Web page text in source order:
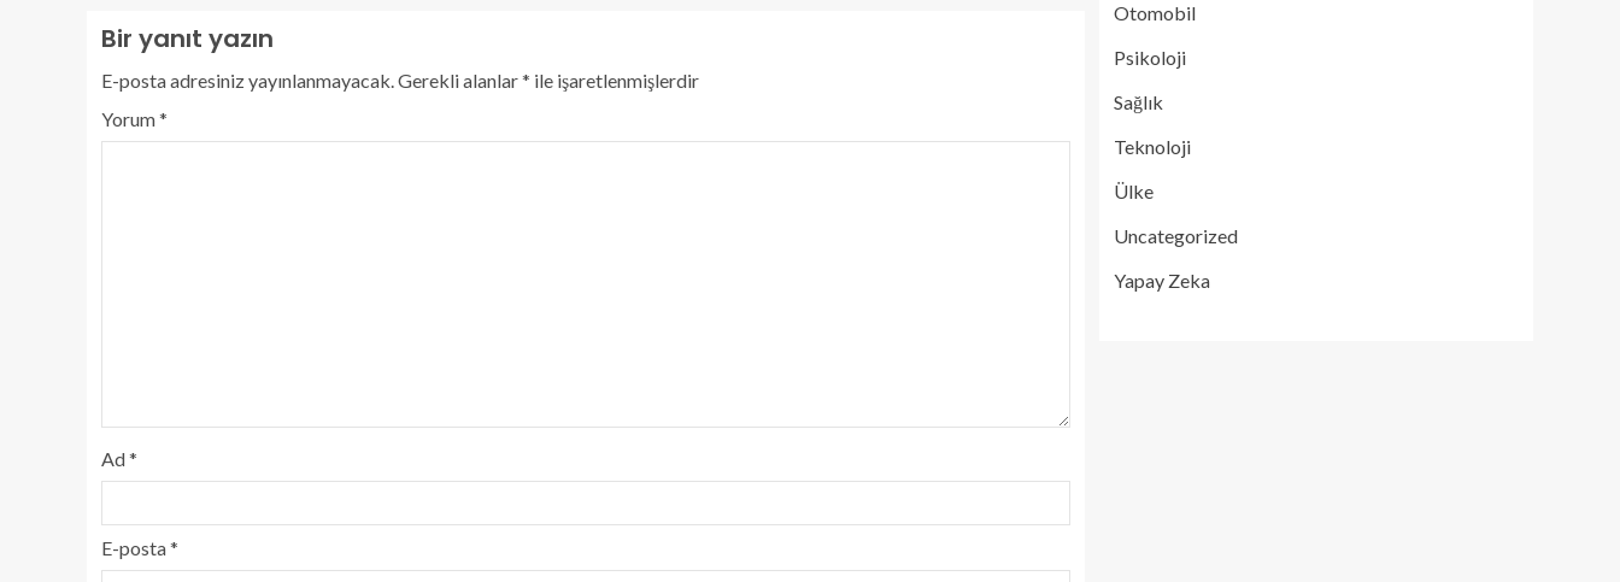
Bir yanıt yazın
E-posta adresiniz yayınlanmayacak.Gerekli alanlar* ile işaretlenmişlerdir
Yorum*
Ad*
E-posta*
Otomobil
Psikoloji
Sağlık
Teknoloji
Ülke
Uncategorized
Yapay Zeka